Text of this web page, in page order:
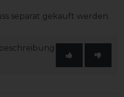
separat gekauft werden.